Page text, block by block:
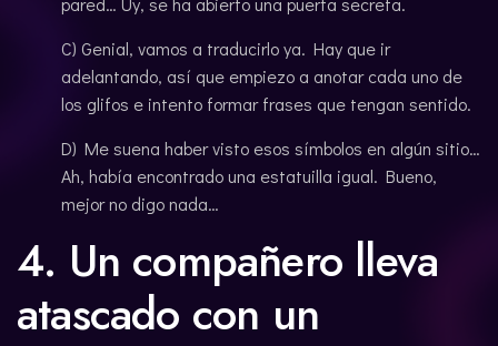
C) Genial, vamos a traducirlo ya. Hay que ir
adelantando, así que empiezo a anotar cada uno de
los glifos e intento formar frases que tengan sentido.
D) Me suena haber visto esos símbolos en algún sitio…
Ah, había encontrado una estatuilla igual. Bueno,
mejor no digo nada…
4. Un compañero lleva
atascado con un